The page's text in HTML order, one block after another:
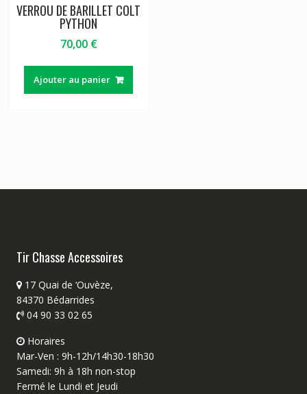
VERROU DE BARILLET COLT
PYTHON
70,00 €
Ajouter au panier
Tir Chasse Accessoires
17 Quai de ‘Ouvèze,
84370 Bédarrides
04 90 33 02 65
Horaires
Mar-Ven : 9h-12h/14h30-18h30
Samedi: 9h à 18h non-stop
Fermé le Lundi et Jeudi